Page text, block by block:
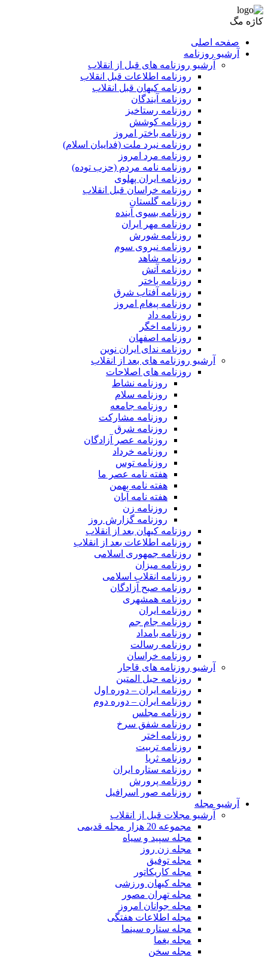
کاژه مگ
صفحه اصلی
آرشیو روزنامه
آرشیو روزنامه های قبل از انقلاب
روزنامه اطلاعات قبل انقلاب
روزنامه کیهان قبل انقلاب
روزنامه آیندگان
روزنامه رستاخیز
روزنامه کوشش
روزنامه باختر امروز
روزنامه نبرد ملت (فداییان اسلام)
روزنامه مرد امروز
روزنامه نامه مردم (حزب توده)
روزنامه ایران پهلوی
روزنامه خراسان قبل انقلاب
روزنامه گلستان
روزنامه بسوی آینده
روزنامه مهر ایران
روزنامه شورش
روزنامه نیروی سوم
روزنامه شاهد
روزنامه آتش
روزنامه باختر
روزنامه آفتاب شرق
روزنامه پیغام امروز
روزنامه داد
روزنامه اخگر
روزنامه اصفهان
روزنامه ندای ایران نوین
آرشیو روزنامه های بعد از انقلاب
روزنامه های اصلاحات
روزنامه نشاط
روزنامه سلام
روزنامه جامعه
روزنامه مشارکت
روزنامه شرق
روزنامه عصر آزادگان
روزنامه خرداد
روزنامه توس
هفته نامه عصر ما
هفته نامه بهمن
هفته نامه آبان
روزنامه زن
روزنامه گزارش روز
روزنامه کیهان بعد از انقلاب
روزنامه اطلاعات بعد از انقلاب
روزنامه جمهوری اسلامی
روزنامه میزان
روزنامه انقلاب اسلامی
روزنامه صبح آزادگان
روزنامه همشهری
روزنامه ایران
روزنامه جام جم
روزنامه بامداد
روزنامه رسالت
روزنامه خراسان
آرشیو روزنامه های قاجار
روزنامه حبل المتین
روزنامه ایران – دوره اول
روزنامه ایران – دوره دوم
روزنامه مجلس
روزنامه شفق سرخ
روزنامه اختر
روزنامه تربیت
روزنامه ثریا
روزنامه ستاره ایران
روزنامه پرورش
روزنامه صور اسرافیل
آرشیو مجله
آرشیو مجلات قبل از انقلاب
مجموعه 20 هزار مجله قدیمی
مجله سپید و سیاه
مجله زن روز
مجله توفیق
مجله کاریکاتور
مجله کیهان ورزشی
مجله تهران مصور
مجله جوانان امروز
مجله اطلاعات هفتگی
مجله ستاره سینما
مجله یغما
مجله سخن